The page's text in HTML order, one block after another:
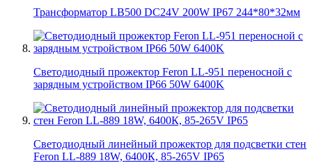
Трансформатор LB500 DC24V 200W IP67 244*80*32мм
Светодиодный прожектор Feron LL-951 переносной с
зарядным устройством IP66 50W 6400K
Светодиодный линейный прожектор для подсветки стен
Feron LL-889 18W, 6400К, 85-265V IP65